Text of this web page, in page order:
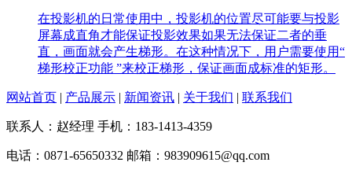
在投影机的日常使用中，投影机的位置尽可能要与投影
屏幕成直角才能保证投影效果如果无法保证二者的垂
直，画面就会产生梯形。在这种情况下，用户需要使用“
梯形校正功能 ”来校正梯形，保证画面成标准的矩形。
网站首页 产品展示 新闻资讯 关于我们 联系我们
联系人：赵经理 手机：183-1413-4359
电话：0871-65650332 邮箱：983909615@qq.com